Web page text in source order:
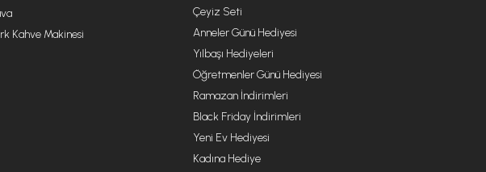
Kahve Makinesi
Çeyiz Seti
Anneler Günü Hediyesi
Yılbaşı Hediyeleri
Öğretmenler Günü Hediyesi
Ramazan İndirimleri
Black Friday İndirimleri
Yeni Ev Hediyesi
Kadına Hediye